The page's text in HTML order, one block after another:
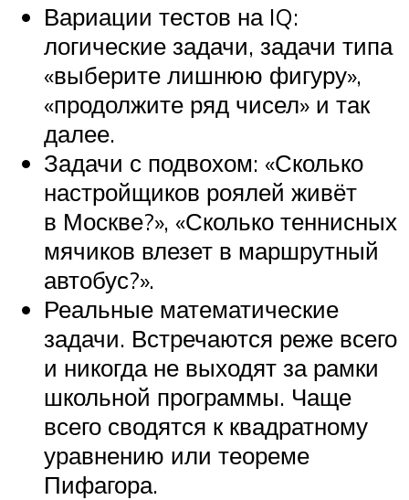
Вариации тестов на IQ:
логические задачи, задачи типа
«выберите лишнюю фигуру»,
«продолжите ряд чисел» и так
далее.
Задачи с подвохом: «Сколько
настройщиков роялей живёт
в Москве?», «Сколько теннисных
мячиков влезет в маршрутный
автобус?».
Реальные математические
задачи. Встречаются реже всего
и никогда не выходят за рамки
школьной программы. Чаще
всего сводятся к квадратному
уравнению или теореме
Пифагора.